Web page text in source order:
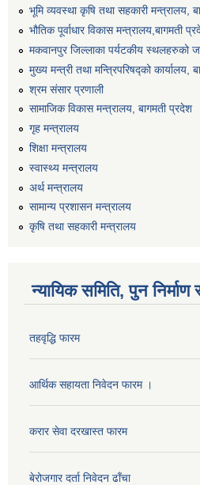
भूमि व्यवस्था कृषि तथा सहकारी मन्त्रालय,
भौतिक पूर्वाधार विकास मन्त्रालय,बागमती
मकवानपुर जिल्लाका पर्यटकीय स्थलहरुको
मुख्य मन्त्री तथा मन्त्रिपरिषद्को कार्यालय,
श्रम संसार प्रणाली
सामाजिक विकास मन्त्रालय, बागमती प्रदेश
गृह मन्त्रालय
शिक्षा मन्त्रालय
स्वास्थ्य मन्त्रालय
अर्थ मन्त्रालय
सामान्य प्रशासन मन्त्रालय
कृषि तथा सहकारी मन्त्रालय
न्यायिक समिति, पुन
तहवृद्धि फारम
आर्थिक सहायता निवेदन फारम ।
करार सेवा दरखास्त फारम
बेरोजगार दर्ता निवेदन ढाँचा